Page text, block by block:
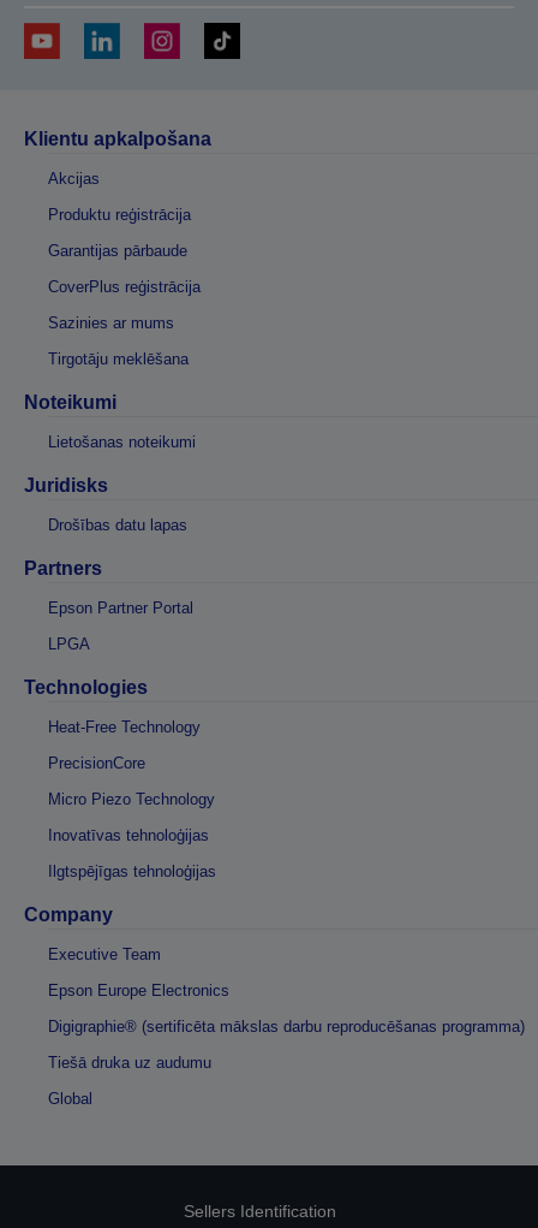
Klientu apkalpošana
Akcijas
Produktu reģistrācija
Garantijas pārbaude
CoverPlus reģistrācija
Sazinies ar mums
Tirgotāju meklēšana
Noteikumi
Lietošanas noteikumi
Juridisks
Drošības datu lapas
Partners
Epson Partner Portal
LPGA
Technologies
Heat-Free Technology
PrecisionCore
Micro Piezo Technology
Inovatīvas tehnoloģijas
Ilgtspējīgas tehnoloģijas
Company
Executive Team
Epson Europe Electronics
Digigraphie® (sertificēta mākslas darbu reproducēšanas programma)
Tiešā druka uz audumu
Global
Sellers Identification